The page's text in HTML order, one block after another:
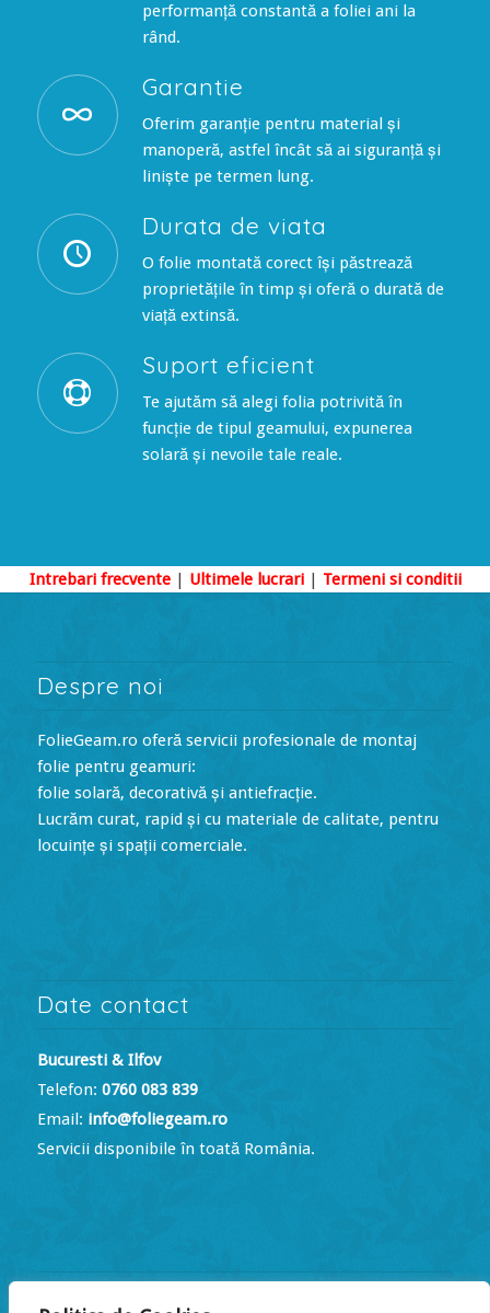
performanță constantă a foliei ani la
rând.
Garantie
Oferim garanție pentru material și
manoperă, astfel încât să ai siguranță și
liniște pe termen lung.
Durata de viata
O folie montată corect își păstrează
proprietățile în timp și oferă o durată de
viață extinsă.
Suport eficient
Te ajutăm să alegi folia potrivită în
funcție de tipul geamului, expunerea
solară și nevoile tale reale.
Intrebari frecvente| Ultimele lucrari| Termeni si conditii
Despre noi
FolieGeam.ro oferă servicii profesionale de montaj
folie pentru geamuri:
folie solară, decorativă și antiefracție.
Lucrăm curat, rapid și cu materiale de calitate, pentru
locuințe și spații comerciale.
Date contact
Bucuresti & Ilfov
Telefon: 0760 083 839
Email: info@foliegeam.ro
Servicii disponibile în toată România.